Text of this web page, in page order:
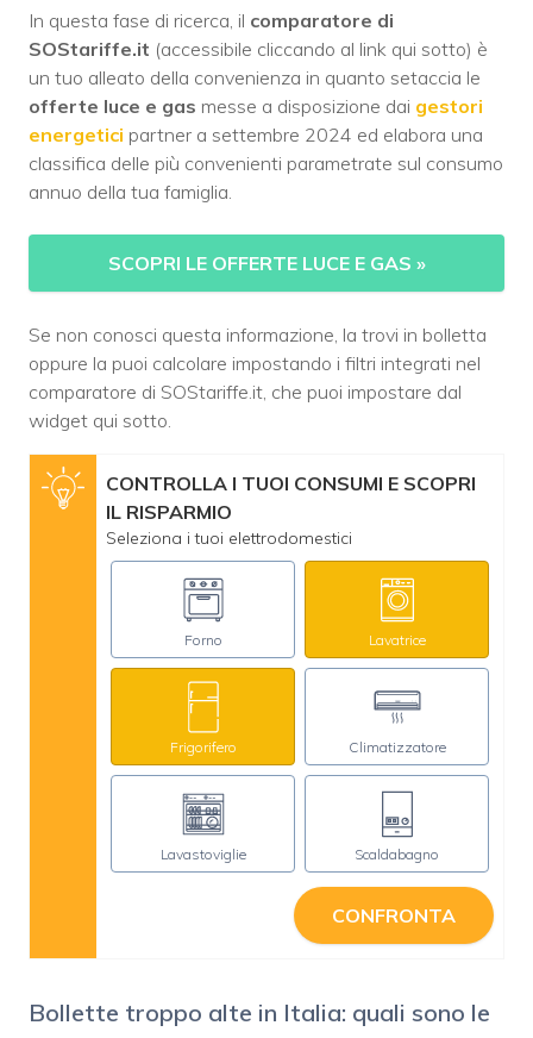
In questa fase di ricerca, il comparatore di
SOStariffe.it (accessibile cliccando al link qui sotto) è
un tuo alleato della convenienza in quanto setaccia le
offerte luce e gas messe a disposizione dai gestori
energetici partner a settembre 2024 ed elabora una
classifica delle più convenienti parametrate sul consumo
annuo della tua famiglia.
SCOPRI LE OFFERTE LUCE E GAS »
Se non conosci questa informazione, la trovi in bolletta
oppure la puoi calcolare impostando i filtri integrati nel
comparatore di SOStariffe.it, che puoi impostare dal
widget qui sotto.
CONTROLLA I TUOI CONSUMI E SCOPRI
IL RISPARMIO
Seleziona i tuoi elettrodomestici
Forno Lavatrice
Frigorifero Climatizzatore
Lavastoviglie Scaldabagno
CONFRONTA
Bollette troppo alte in Italia: quali sono le